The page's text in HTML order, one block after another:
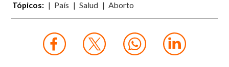
Tópicos: País Salud Aborto